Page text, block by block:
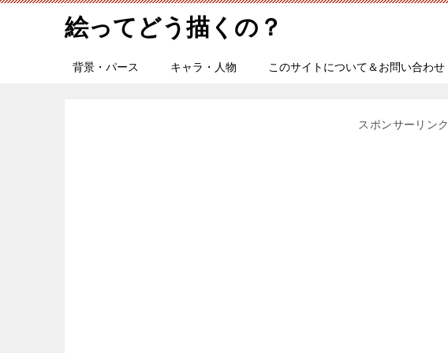
絵ってどう描くの？
背景・パース キャラ・人物 このサイトについて＆お問い合わせ
スポンサーリンク